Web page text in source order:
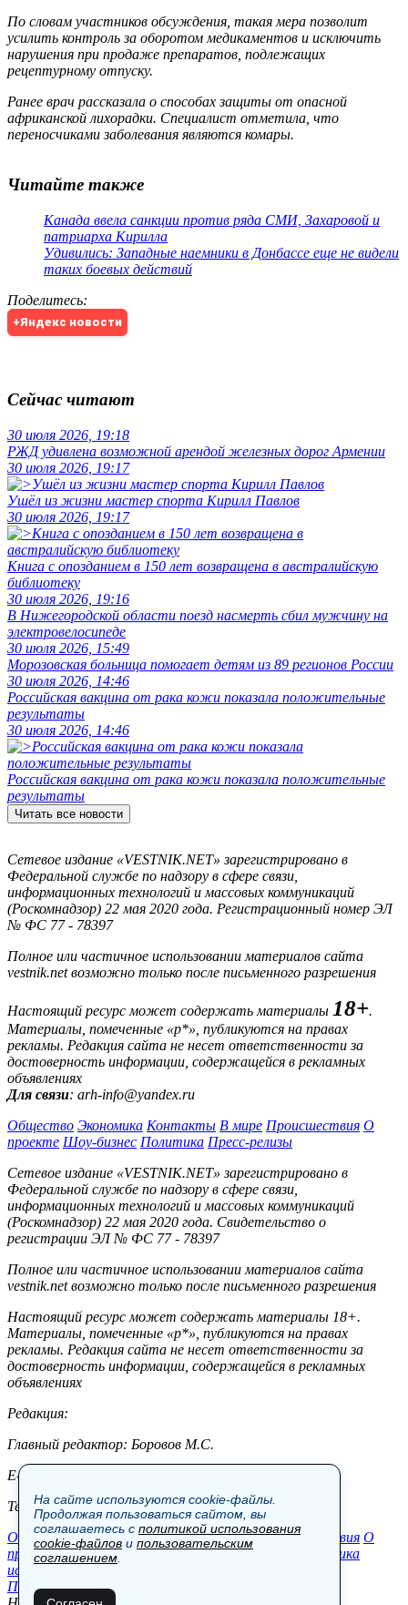
По словам участников обсуждения, такая мера позволит
усилить контроль за оборотом медикаментов и исключить
нарушения при продаже препаратов, подлежащих
рецептурному отпуску.
Ранее врач рассказала о способах защиты от опасной
африканской лихорадки. Специалист отметила, что
переносчиками заболевания являются комары.
Читайте также
Канада ввела санкции против ряда СМИ, Захаровой и
патриарха Кирилла
Удивились: Западные наемники в Донбассе еще не видели
таких боевых действий
Поделитесь:
+Яндекс новости
Сейчас читают
30 июля 2026, 19:18
РЖД удивлена возможной арендой железных дорог Армении
30 июля 2026, 19:17
Ушёл из жизни мастер спорта Кирилл Павлов
30 июля 2026, 19:17
Книга с опозданием в 150 лет возвращена в австралийскую
библиотеку
30 июля 2026, 19:16
В Нижегородской области поезд насмерть сбил мужчину на
электровелосипеде
30 июля 2026, 15:49
Морозовская больница помогает детям из 89 регионов России
30 июля 2026, 14:46
Российская вакцина от рака кожи показала положительные
результаты
30 июля 2026, 14:46
Российская вакцина от рака кожи показала положительные
результаты
Читать все новости
Сетевое издание «VESTNIK.NET» зарегистрировано в
Федеральной службе по надзору в сфере связи,
информационных технологий и массовых коммуникаций
(Роскомнадзор) 22 мая 2020 года. Регистрационный номер ЭЛ
№ ФС 77 - 78397
Полное или частичное использовании материалов сайта
vestnik.net возможно только после письменного разрешения
Настоящий ресурс может содержать материалы 18+.
Материалы, помеченные «р*», публикуются на правах
рекламы. Редакция сайта не несет ответственности за
достоверность информации, содержащейся в рекламных
объявлениях
Для связи: arh-info@yandex.ru
Общество Экономика Контакты В мире Происшествия О
проекте Шоу-бизнес Политика Пресс-релизы
Сетевое издание «VESTNIK.NET» зарегистрировано в
Федеральной службе по надзору в сфере связи,
информационных технологий и массовых коммуникаций
(Роскомнадзор) 22 мая 2020 года. Свидетельство о
регистрации ЭЛ № ФС 77 - 78397
Полное или частичное использовании материалов сайта
vestnik.net возможно только после письменного разрешения
Настоящий ресурс может содержать материалы 18+.
Материалы, помеченные «р*», публикуются на правах
рекламы. Редакция сайта не несет ответственности за
достоверность информации, содержащейся в рекламных
объявлениях
Редакция:
Главный редактор: Боровов М.С.
E-mail: site@vestnik.net, reb.msk@yandex.ru
Тел.: +7 (921) 720-00-97
Общество Экономика Контакты В мире Происшествия О
проекте Шоу-бизнес Политика Пресс-релизы
Политика
использования cookie-файлов
Пользовательское соглашение
На сайте используются cookie-файлы.
Продолжая пользоваться сайтом, вы
соглашаетесь с политикой использования
cookie-файлов и пользовательским
соглашением